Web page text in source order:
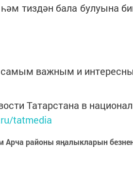
тиздән бала булуына
самым важным и
Татарстана в
tatmedia
Арча районы яңалыкларын